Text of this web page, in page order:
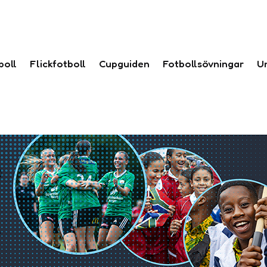
Flickfotboll Cupguiden Fotbollsövningar